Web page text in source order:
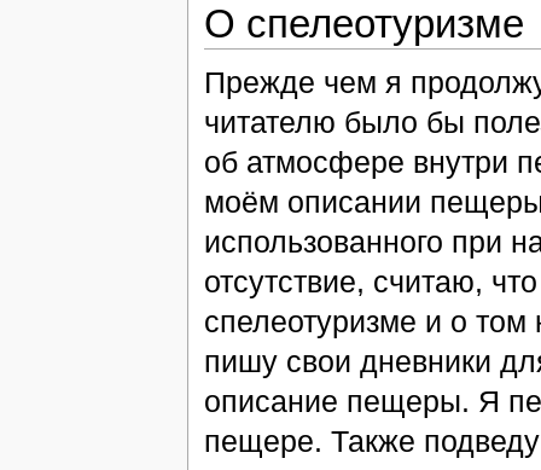
О спелеотуризме
Прежде чем я
читателю было бы
об атмосфере внутри
моём описании
использованного при
отсутствие, считаю,
спелеотуризме и о
пишу свои дневники
описание пещеры. Я
пещере. Также